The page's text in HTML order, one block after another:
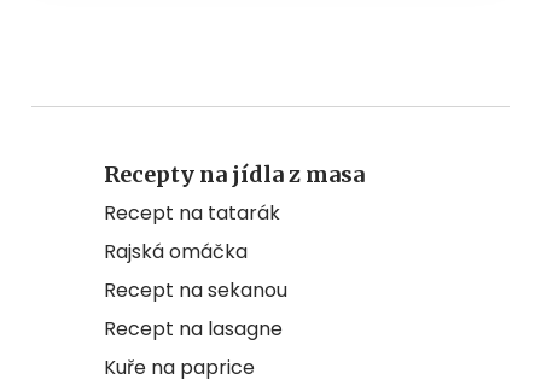
Recepty na jídla z masa
Recept na tatarák
Rajská omáčka
Recept na sekanou
Recept na lasagne
Kuře na paprice